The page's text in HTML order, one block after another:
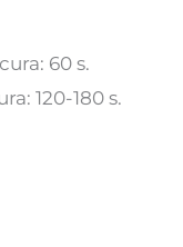
60 s.
120-180 s.